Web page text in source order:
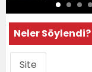
Neler Söylendi?
Site